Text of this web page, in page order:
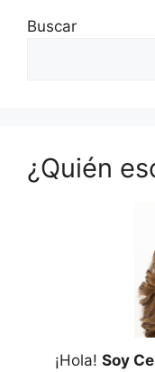
Buscar
¿Quién
¡Hola! Soy